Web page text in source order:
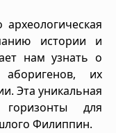
истории и
нам узнать о
их
Эта уникальная
для
Филиппин.